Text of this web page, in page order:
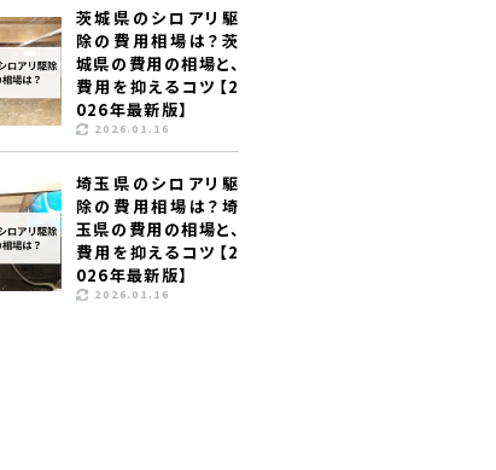
茨城県のシロアリ駆
除の費用相場は？茨
城県の費用の相場と、
費用を抑えるコツ【2
026年最新版】
2026.01.16
埼玉県のシロアリ駆
除の費用相場は？埼
玉県の費用の相場と、
費用を抑えるコツ【2
026年最新版】
2026.01.16